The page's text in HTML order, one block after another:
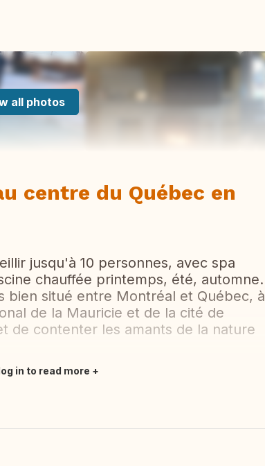
all photos
centre du Québec en
jusqu'à 10 personnes, avec spa
chauffée printemps, été, automne.
bien situé entre Montréal et Québec, à
de la Mauricie et de la cité de
de contenter les amants de la nature
in to read more